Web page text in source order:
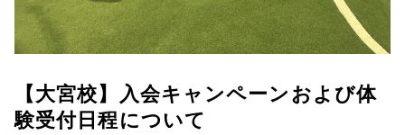
【大宮校】入会キャンペーンおよび体
験受付日程について